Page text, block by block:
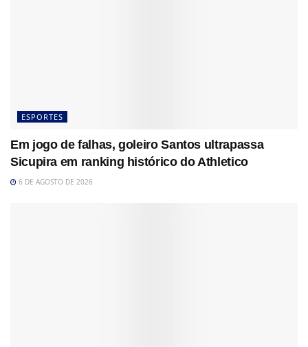
ESPORTES
Em jogo de falhas, goleiro Santos ultrapassa
Sicupira em ranking histórico do Athletico
6 DE AGOSTO DE 2026